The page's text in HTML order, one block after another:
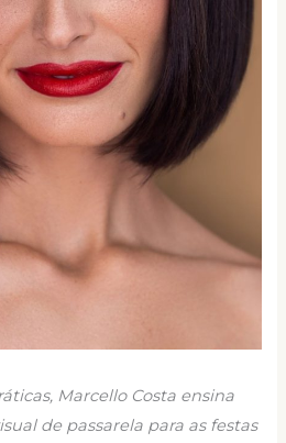
Marcello Costa ensina
de passarela para as festas